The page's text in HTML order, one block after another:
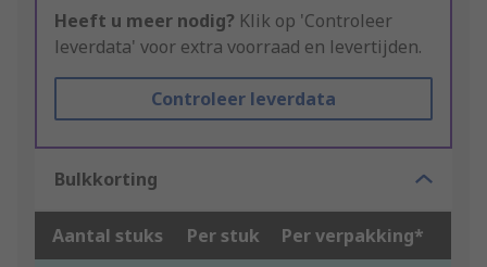
Heeft u meer nodig? Klik op 'Controleer
leverdata' voor extra voorraad en levertijden.
Controleer leverdata
Bulkkorting
Aantal stuks Per stuk Per verpakking*